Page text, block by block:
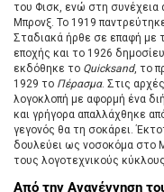
του Φισκ, ενώ στη συνέχεια
Μπρονξ. Το 1919
Σταδιακά ήρθε σε επαφή με
εποχής και το 1926
εκδόθηκε το Quicksand, το
1929 το Πέρασμα. Στις
λογοκλοπή με αφορμή ένα
και γρήγορα απαλλάχθηκε
γεγονός θα τη σοκάρει.
δουλεύει ως νοσοκόμα στο
τους λογοτεχνικούς
Από την Αναγέννηση